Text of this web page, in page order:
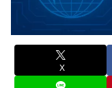
X